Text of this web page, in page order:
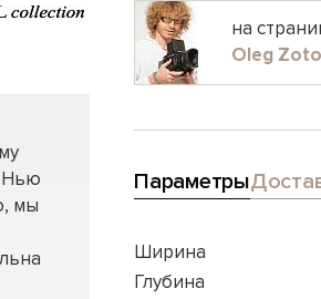
Нью
мы
на
Oleg
Параметры
Ширина
Глубина